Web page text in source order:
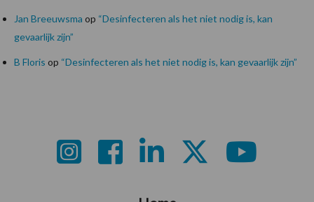
Jan Breeuwsma op “Desinfecteren als het niet nodig is, kan
gevaarlijk zijn”
B Floris op “Desinfecteren als het niet nodig is, kan gevaarlijk zijn”